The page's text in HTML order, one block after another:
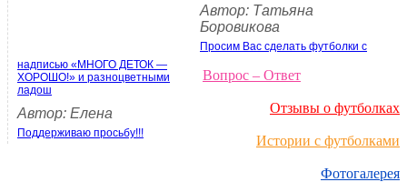
Вопрос – Ответ
Отзывы о футболках
Истории с футболками
Автор: Татьяна
Боровикова
Просим Вас сделать футболки с
надписью «МНОГО ДЕТОК —
ХОРОШО!» и разноцветными
ладош
Автор: Елена
Поддерживаю просьбу!!!
Фотогалерея